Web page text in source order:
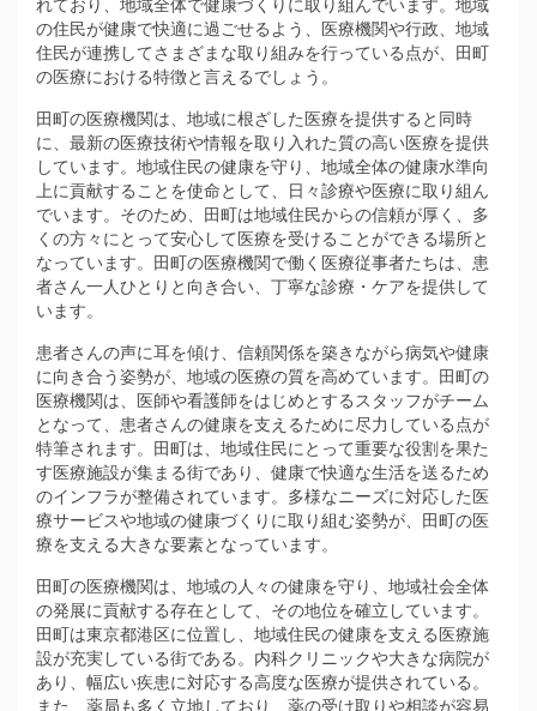
の住民が健康で快適に過ごせるよう、医療機関や行政、地域
住民が連携してさまざまな取り組みを行っている点が、田町
の医療における特徴と言えるでしょう。
田町の医療機関は、地域に根ざした医療を提供すると同時
に、最新の医療技術や情報を取り入れた質の高い医療を提供
しています。地域住民の健康を守り、地域全体の健康水準向
上に貢献することを使命として、日々診療や医療に取り組ん
でいます。そのため、田町は地域住民からの信頼が厚く、多
くの方々にとって安心して医療を受けることができる場所と
なっています。田町の医療機関で働く医療従事者たちは、患
者さん一人ひとりと向き合い、丁寧な診療・ケアを提供して
います。
患者さんの声に耳を傾け、信頼関係を築きながら病気や健康
に向き合う姿勢が、地域の医療の質を高めています。田町の
医療機関は、医師や看護師をはじめとするスタッフがチーム
となって、患者さんの健康を支えるために尽力している点が
特筆されます。田町は、地域住民にとって重要な役割を果た
す医療施設が集まる街であり、健康で快適な生活を送るため
のインフラが整備されています。多様なニーズに対応した医
療サービスや地域の健康づくりに取り組む姿勢が、田町の医
療を支える大きな要素となっています。
田町の医療機関は、地域の人々の健康を守り、地域社会全体
の発展に貢献する存在として、その地位を確立しています。
田町は東京都港区に位置し、地域住民の健康を支える医療施
設が充実している街である。内科クリニックや大きな病院が
あり、幅広い疾患に対応する高度な医療が提供されている。
また、薬局も多く立地しており、薬の受け取りや相談が容易